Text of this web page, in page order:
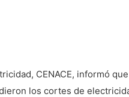
CENACE, informó que
los cortes de